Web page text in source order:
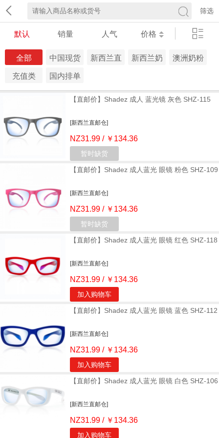
筛选
默认 销量 人气 价格
全部
中国现货
仓
新西兰直
新西兰奶
澳洲奶粉
充值类
国内排单
发货 生鲜
【直邮价】Shadez 成人 蓝光镜 灰色 SHZ-115
[新西兰直邮仓]
NZ31.99 / ￥134.36
暂时缺货
【直邮价】Shadez 成人蓝光 眼镜 粉色 SHZ-109
[新西兰直邮仓]
NZ31.99 / ￥134.36
暂时缺货
【直邮价】Shadez 成人蓝光 眼镜 红色 SHZ-118
[新西兰直邮仓]
NZ31.99 / ￥134.36
加入购物车
【直邮价】Shadez 成人蓝光 眼镜 蓝色 SHZ-112
[新西兰直邮仓]
NZ31.99 / ￥134.36
加入购物车
【直邮价】Shadez 成人蓝光 眼镜 白色 SHZ-106
[新西兰直邮仓]
NZ31.99 / ￥134.36
加入购物车